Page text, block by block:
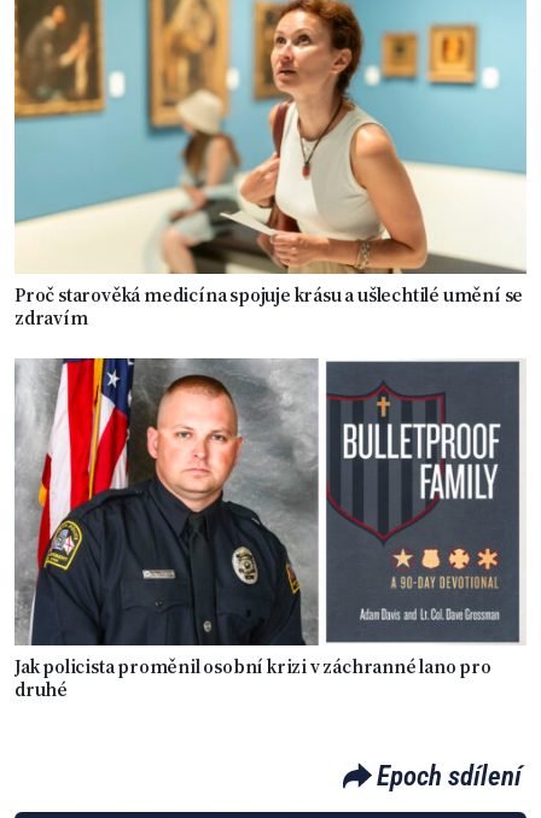
Proč starověká medicína spojuje krásu a ušlechtilé umění se
zdravím
Jak policista proměnil osobní krizi v záchranné lano pro
druhé
Epoch sdílení